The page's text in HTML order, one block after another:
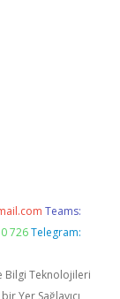
Teams:
726 Telegram:
Bilgi Teknolojileri
Yer Sağlayıcı